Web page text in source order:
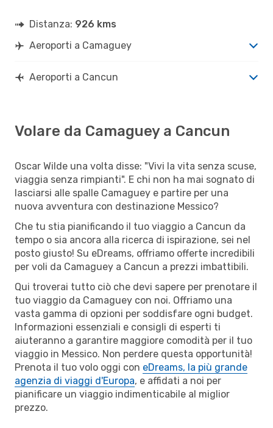
Distanza: 926 kms
Aeroporti a Camaguey
Aeroporti a Cancun
Volare da Camaguey a Cancun
Oscar Wilde una volta disse: "Vivi la vita senza scuse,
viaggia senza rimpianti". E chi non ha mai sognato di
lasciarsi alle spalle Camaguey e partire per una
nuova avventura con destinazione Messico?
Che tu stia pianificando il tuo viaggio a Cancun da
tempo o sia ancora alla ricerca di ispirazione, sei nel
posto giusto! Su eDreams, offriamo offerte incredibili
per voli da Camaguey a Cancun a prezzi imbattibili.
Qui troverai tutto ciò che devi sapere per prenotare il
tuo viaggio da Camaguey con noi. Offriamo una
vasta gamma di opzioni per soddisfare ogni budget.
Informazioni essenziali e consigli di esperti ti
aiuteranno a garantire maggiore comodità per il tuo
viaggio in Messico. Non perdere questa opportunità!
Prenota il tuo volo oggi con eDreams, la più grande
agenzia di viaggi d'Europa, e affidati a noi per
pianificare un viaggio indimenticabile al miglior
prezzo.